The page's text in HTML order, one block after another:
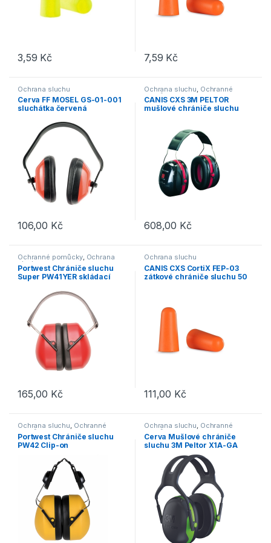
3,59 Kč 7,59 Kč
Ochrana sluchu
Cerva FF MOSEL GS-01-001
sluchátka červená
106,00 Kč
Ochrana sluchu Ochranné
pomůcky
CANIS CXS 3M PELTOR
mušlové chrániče sluchu
608,00 Kč
Ochranné pomůcky, Ochrana
sluchu
Portwest Chrániče sluchu
Super PW41YER skládací
165,00 Kč
Ochrana sluchu
CANIS CXS CortiX FEP-03
zátkové chrániče sluchu 50
111,00 Kč
Ochrana sluchu, Ochranné
pomůcky
Portwest Chrániče sluchu
PW42 Clip-on
Ochrana sluchu, Ochranné
pomůcky
Cerva Mušlové chrániče
sluchu 3M Peltor X1A-GA